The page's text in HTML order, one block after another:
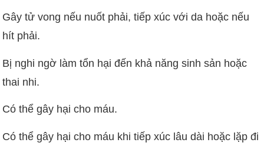
Gây tử vong nếu nuốt phải, tiếp xúc với da hoặc nếu
hít phải.
Bị nghi ngờ làm tổn hại đến khả năng sinh sản hoặc
thai nhi.
Có thể gây hại cho máu.
Có thể gây hại cho máu khi tiếp xúc lâu dài hoặc lặp đi